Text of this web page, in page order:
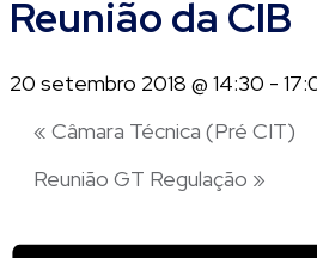
Reunião da CIB
20 setembro 2018 @ 14:30 -
« Câmara Técnica (Pré CIT)
Reunião GT Regulação »